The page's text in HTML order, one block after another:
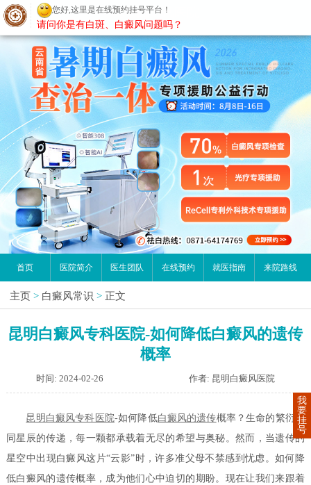
昆明白癜风医院
首页 医院简介 医生团队 在线预约 就医指南 来院路线
主页 > 白癜风常识 > 正文
昆明白癜风专科医院-如何降低白癜风的遗传
概率
时间: 2024-02-26 作者: 昆明白癜风医院
昆明白癜风专科医院-如何降低白癜风的遗传概率？生命的繁衍如
同星辰的传递，每一颗都承载着无尽的希望与奥秘。然而，当遗传的
星空中出现白癜风这片“云影”时，许多准父母不禁感到忧虑。如何降
低白癜风的遗传概率，成为他们心中迫切的期盼。现在让我们来跟着
我
要
挂
号
您好,这里是在线预约挂号平台！
请问你是有白斑、白癜风问题吗？